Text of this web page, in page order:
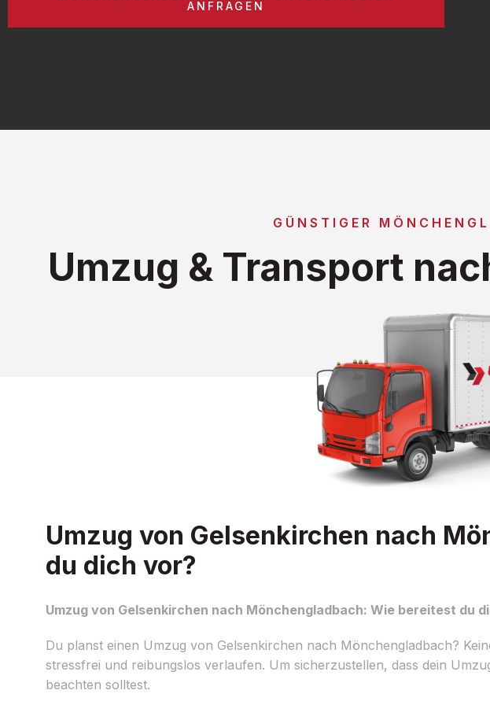
ANFRAGEN
GÜNSTIGER
Umzug & Transport
Umzug von Gelsenkirchen nach
du dich vor?
Umzug von Gelsenkirchen nach Mönchengladbach: Wie bereitest du
Du planst einen Umzug von Gelsenkirchen nach Mönchengladbach?
stressfrei und reibungslos verlaufen. Um sicherzustellen, dass dein
beachten solltest.